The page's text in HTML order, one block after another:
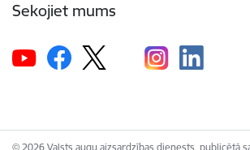
Sekojiet mums
© 2026 Valsts augu aizsardzības dienests, publicētā